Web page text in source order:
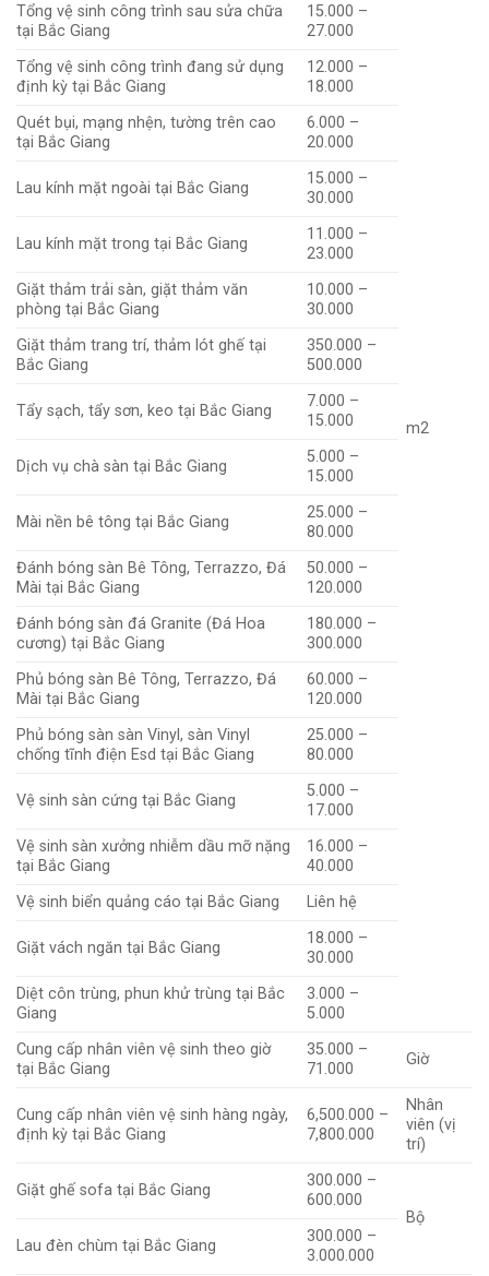
m2
Tổng vệ sinh công trình sau sửa chữa
tại Bắc Giang
15.000 –
27.000
Tổng vệ sinh công trình đang sử dụng
định kỳ tại Bắc Giang
12.000 –
18.000
Quét bụi, mạng nhện, tường trên cao
tại Bắc Giang
6.000 –
20.000
Lau kính mặt ngoài tại Bắc Giang
15.000 –
30.000
Lau kính mặt trong tại Bắc Giang
11.000 –
23.000
Giặt thảm trải sàn, giặt thảm văn
phòng tại Bắc Giang
10.000 –
30.000
Giặt thảm trang trí, thảm lót ghế tại
Bắc Giang
350.000 –
500.000
Tẩy sạch, tẩy sơn, keo tại Bắc Giang
7.000 –
15.000
Dịch vụ chà sàn tại Bắc Giang
5.000 –
15.000
Mài nền bê tông tại Bắc Giang
25.000 –
80.000
Đánh bóng sàn Bê Tông, Terrazzo, Đá
Mài tại Bắc Giang
50.000 –
120.000
Đánh bóng sàn đá Granite (Đá Hoa
cương) tại Bắc Giang
180.000 –
300.000
Phủ bóng sàn Bê Tông, Terrazzo, Đá
Mài tại Bắc Giang
60.000 –
120.000
Phủ bóng sàn sàn Vinyl, sàn Vinyl
chống tĩnh điện Esd tại Bắc Giang
25.000 –
80.000
Vệ sinh sàn cứng tại Bắc Giang
5.000 –
17.000
Vệ sinh sàn xưởng nhiễm dầu mỡ nặng
tại Bắc Giang
16.000 –
40.000
Vệ sinh biển quảng cáo tại Bắc Giang
Liên hệ
Giặt vách ngăn tại Bắc Giang
18.000 –
30.000
Diệt côn trùng, phun khử trùng tại Bắc
Giang
3.000 –
5.000
Cung cấp nhân viên vệ sinh theo giờ
tại Bắc Giang
35.000 –
71.000
Giờ
Cung cấp nhân viên vệ sinh hàng ngày,
định kỳ tại Bắc Giang
6,500.000 –
7,800.000
Nhân
viên (vị
trí)
Giặt ghế sofa tại Bắc Giang
300.000 –
600.000
Bộ
Lau đèn chùm tại Bắc Giang
300.000 –
3.000.000